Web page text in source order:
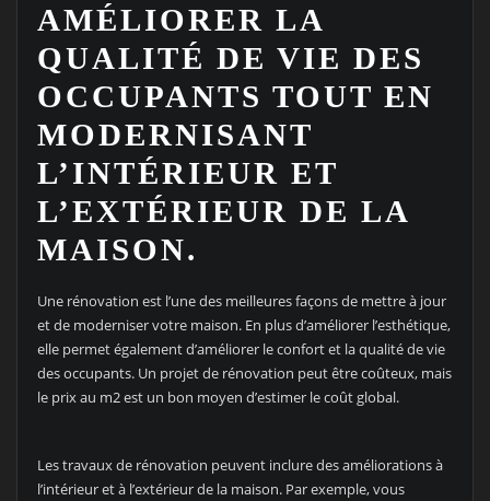
AMÉLIORER LA
QUALITÉ DE VIE DES
OCCUPANTS TOUT EN
MODERNISANT
L’INTÉRIEUR ET
L’EXTÉRIEUR DE LA
MAISON.
Une rénovation est l’une des meilleures façons de mettre à jour
et de moderniser votre maison. En plus d’améliorer l’esthétique,
elle permet également d’améliorer le confort et la qualité de vie
des occupants. Un projet de rénovation peut être coûteux, mais
le prix au m2 est un bon moyen d’estimer le coût global.
Les travaux de rénovation peuvent inclure des améliorations à
l’intérieur et à l’extérieur de la maison. Par exemple, vous